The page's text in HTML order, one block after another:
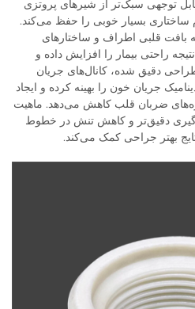
توجهی سبک‌تر از شیرهای پروتزی
بسیار خوبی را حفظ می‌کند.
قلبی اطراف و ساختارهای
راحتی بیمار را افزایش داده و
دقیق شده، کانال‌های جریان
جریان خون را بهینه کرده و ایجاد
ضربان قلب کاهش می‌دهد. ماهیت
دقیق‌تر و کاهش تنش در خطوط
بهتر جراحی کمک می‌کند.